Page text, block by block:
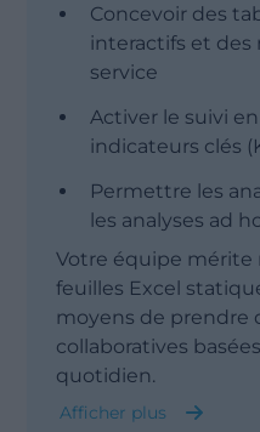
Concevoir des
interactifs et des
service
Activer le suivi
indicateurs clés
Permettre les
les analyses ad
Votre équipe mérite
feuilles Excel
moyens de prendre
collaboratives
quotidien.
Afficher plus